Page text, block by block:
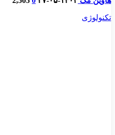
تکنولوژی